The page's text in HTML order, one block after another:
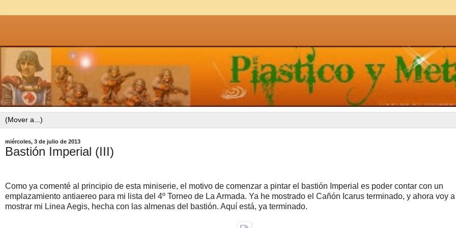
miércoles, 3 de julio de 2013
Bastión Imperial (III)
Como ya comenté al principio de esta miniserie, el motivo de comenzar a pintar el bastión Imperial es poder contar con un
emplazamiento antiaereo para mi lista del 4º Torneo de La Armada. Ya he mostrado el Cañón Icarus terminado, y ahora voy a
mostrar mi Linea Aegis, hecha con las almenas del bastión. Aquí está, ya terminado.